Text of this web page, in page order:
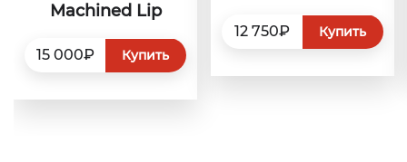
Machined Lip
15 000₽ Купить
12 750₽ Купить